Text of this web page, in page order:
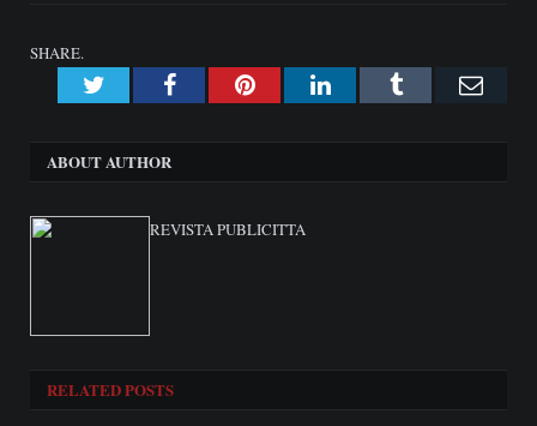
SHARE.
TwitterFacebookPinterestLinkedInTumblr
ABOUT AUTHOR
REVISTA PUBLICITTA
RELATEDPOSTS